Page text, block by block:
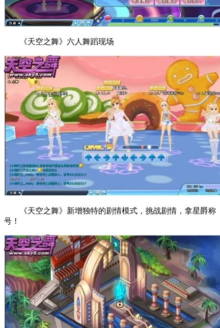
《天空之舞》六人舞蹈现场
《天空之舞》新增独特的剧情模式，挑战剧情，拿星爵称
号！